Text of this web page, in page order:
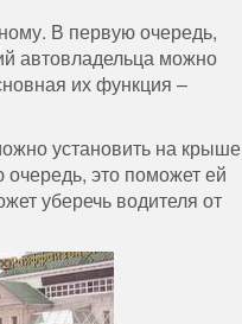
В первую очередь,
автовладельца можно
их функция –
установить на крыше
это поможет ей
уберечь водителя от